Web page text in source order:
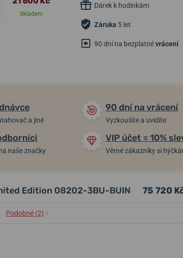
Dárek k hodinkám
Záruka 5 let
90 dní na bezplatnévrácení
Skladem
a jiné
90 dní na vrácení
Vyzkoušíte a uvidíte
naše značky
VIP účet = 10%
Věrné zákazníky si
Edition 08202-3BU-BUIN 75 720
Podobné (2) ↓